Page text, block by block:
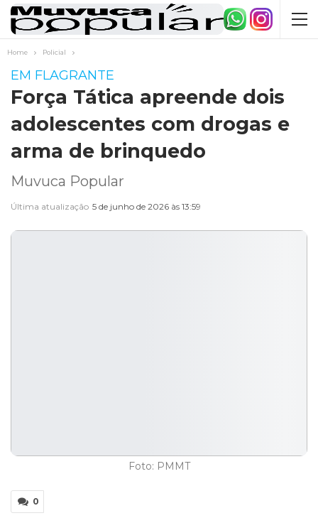
Home Policial
EM FLAGRANTE
Força Tática apreende dois
adolescentes com drogas e
arma de brinquedo
Muvuca Popular
Última atualização 5 de junho de 2026 às 13:59
Foto: PMMT
0